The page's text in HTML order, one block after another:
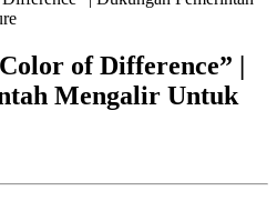
of Difference” |
Mengalir Untuk